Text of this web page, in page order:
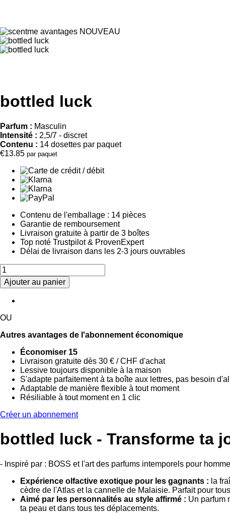
bottled luck
Parfum : Masculin
Intensité : 2,5/7 - discret
Contenu : 14 dosettes par paquet
€13.85 par paquet
Contenu de l'emballage : 14 pièces
Garantie de remboursement
Livraison gratuite à partir de 3 boîtes
Top noté Trustpilot & ProvenExpert
Délai de livraison dans les 2-3 jours ouvrables
Ajouter au panier
OU
Autres avantages de l'abonnement économique
Économiser 15
Livraison gratuite dès 30 € / CHF d'achat
Lessive toujours disponible à la maison
S'adapte parfaitement à ta boîte aux lettres, pas besoin
Adaptable de manière flexible à tout moment
Résiliable à tout moment en 1 clic
Créer un abonnement
bottled luck - Transforme ta
- Inspiré par : BOSS et l'art des parfums intemporels pour
Expérience olfactive exotique pour les gagnants : la
cèdre de l'Atlas et la cannelle de Malaisie. Parfait pour
Aimé par les personnalités au style affirmé : Un parfum
ta peau et dans tous tes déplacements.